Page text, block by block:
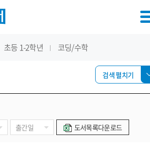
초등 1-2학년 코딩/수학
검색 펼치기
도서목록다운로드